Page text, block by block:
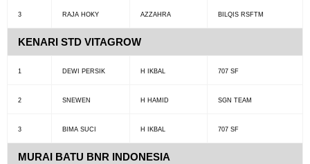
3 RAJA HOKY AZZAHRA BILQIS RSFTM
KENARI STD VITAGROW
1 DEWI PERSIK H IKBAL 707 SF
2 SNEWEN H HAMID SGN TEAM
3 BIMA SUCI H IKBAL 707 SF
MURAI BATU BNR INDONESIA